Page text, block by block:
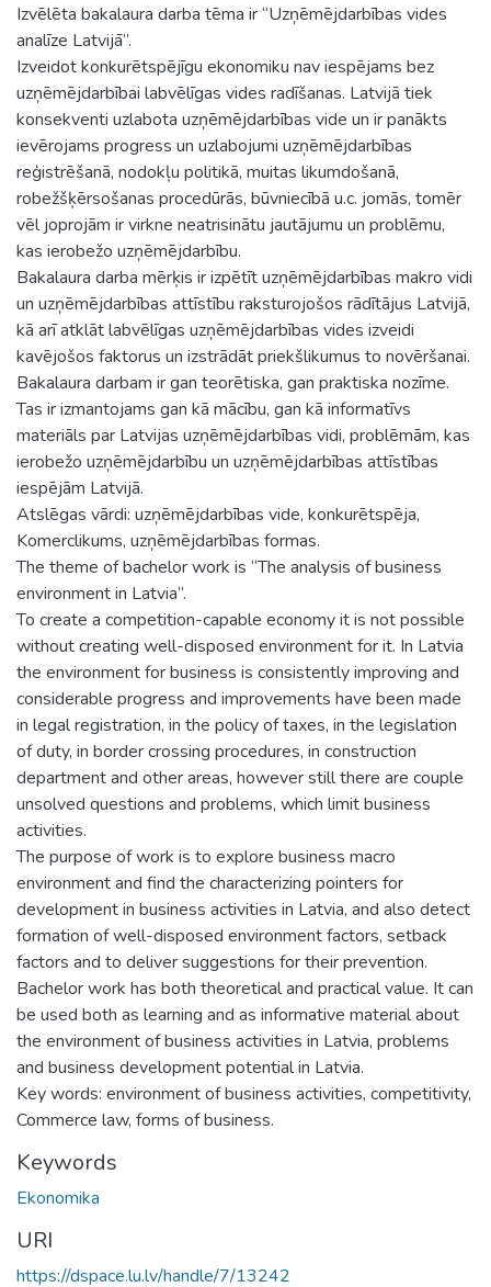
Izvēlēta bakalaura darba tēma ir “Uzņēmējdarbības vides
analīze Latvijā”.
Izveidot konkurētspējīgu ekonomiku nav iespējams bez
uzņēmējdarbībai labvēlīgas vides radīšanas. Latvijā tiek
konsekventi uzlabota uzņēmējdarbības vide un ir panākts
ievērojams progress un uzlabojumi uzņēmējdarbības
reģistrēšanā, nodokļu politikā, muitas likumdošanā,
robežšķērsošanas procedūrās, būvniecībā u.c. jomās, tomēr
vēl joprojām ir virkne neatrisinātu jautājumu un problēmu,
kas ierobežo uzņēmējdarbību.
Bakalaura darba mērķis ir izpētīt uzņēmējdarbības makro vidi
un uzņēmējdarbības attīstību raksturojošos rādītājus Latvijā,
kā arī atklāt labvēlīgas uzņēmējdarbības vides izveidi
kavējošos faktorus un izstrādāt priekšlikumus to novēršanai.
Bakalaura darbam ir gan teorētiska, gan praktiska nozīme.
Tas ir izmantojams gan kā mācību, gan kā informatīvs
materiāls par Latvijas uzņēmējdarbības vidi, problēmām, kas
ierobežo uzņēmējdarbību un uzņēmējdarbības attīstības
iespējām Latvijā.
Atslēgas vārdi: uzņēmējdarbības vide, konkurētspēja,
Komerclikums, uzņēmējdarbības formas.
The theme of bachelor work is “The analysis of business
environment in Latvia”.
To create a competition-capable economy it is not possible
without creating well-disposed environment for it. In Latvia
the environment for business is consistently improving and
considerable progress and improvements have been made
in legal registration, in the policy of taxes, in the legislation
of duty, in border crossing procedures, in construction
department and other areas, however still there are couple
unsolved questions and problems, which limit business
activities.
The purpose of work is to explore business macro
environment and find the characterizing pointers for
development in business activities in Latvia, and also detect
formation of well-disposed environment factors, setback
factors and to deliver suggestions for their prevention.
Bachelor work has both theoretical and practical value. It can
be used both as learning and as informative material about
the environment of business activities in Latvia, problems
and business development potential in Latvia.
Key words: environment of business activities, competitivity,
Commerce law, forms of business.
Keywords
Ekonomika
URI
https://dspace.lu.lv/handle/7/13242